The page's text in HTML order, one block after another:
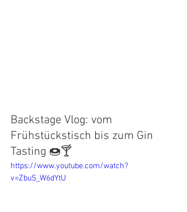
Backstage Vlog: vom
Frühstückstisch bis zum Gin
Tasting 🍩🍸
https://www.youtube.com/watch?
v=ZbuS_W6dYtU